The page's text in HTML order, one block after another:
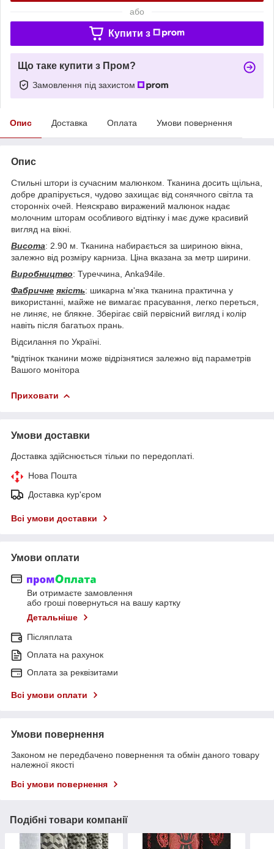
або
Купити з
Що таке купити з Пром?
Замовлення під захистом
Опис Доставка Оплата Умови повернення
Опис
Стильні штори із сучасним малюнком. Тканина досить щільна,
добре драпірується, чудово захищає від сонячного світла та
сторонніх очей. Неяскраво виражений малюнок надає
молочним шторам особливого відтінку і має дуже красивий
вигляд на вікні.
Висота: 2.90 м. Тканина набирається за шириною вікна,
залежно від розміру карниза. Ціна вказана за метр ширини.
Виробництво: Туреччина, Anka94ile.
Фабричне якість: шикарна м'яка тканина практична у
використанні, майже не вимагає прасування, легко переться,
не линяє, не блякне. Зберігає свій первісний вигляд і колір
навіть після багатьох прань.
Відсилання по Україні.
*відтінок тканини може відрізнятися залежно від параметрів
Вашого монітора
Приховати
Умови доставки
Доставка здійснюється тільки по передоплаті.
Нова Пошта
Доставка кур'єром
Всі умови доставки
Умови оплати
Ви отримаєте замовлення
або гроші повернуться на вашу картку
Детальніше
Післяплата
Оплата на рахунок
Оплата за реквізитами
Всі умови оплати
Умови повернення
Законом не передбачено повернення та обмін даного товару
належної якості
Всі умови повернення
Подібні товари компанії